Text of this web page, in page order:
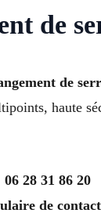
de
de
haute
28 31 86 20
de